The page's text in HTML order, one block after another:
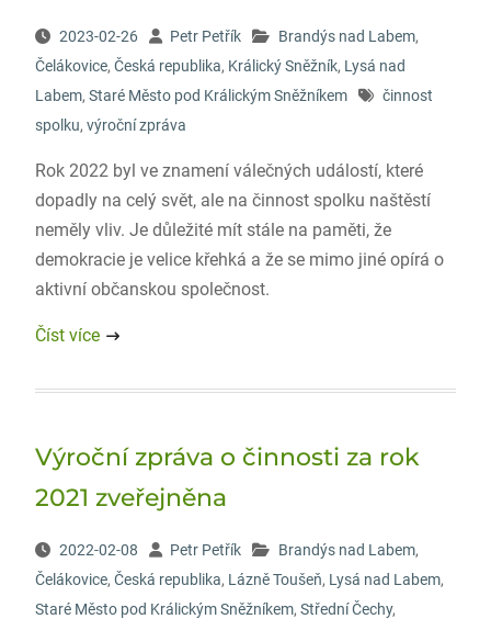
2023-02-26 Petr Petřík Brandýs nad Labem,
Čelákovice, Česká republika, Králický Sněžník, Lysá nad
Labem, Staré Město pod Králickým Sněžníkem
činnost
spolku, výroční zpráva
Rok 2022 byl ve znamení válečných událostí, které
dopadly na celý svět, ale na činnost spolku naštěstí
neměly vliv. Je důležité mít stále na paměti, že
demokracie je velice křehká a že se mimo jiné opírá o
aktivní občanskou společnost.
Číst více
Výroční zpráva o činnosti za rok
2021 zveřejněna
2022-02-08 Petr Petřík Brandýs nad Labem,
Čelákovice, Česká republika, Lázně Toušeň, Lysá nad Labem,
Staré Město pod Králickým Sněžníkem, Střední Čechy,